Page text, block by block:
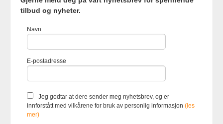
Foretaksregisteret 920903363
du får en bedre kjøpsopplevelse og
bruker cookies hovedsaklig til å
hva du har puttet i handlekurven
din. Fortsett å bruke siden som
tilbud og nyheter.
Navn
E-postadresse
Jeg godtar at dere sender meg nyhetsbrev, og er
innforstått med vilkårene for bruk av personlig informasjon(les
mer)